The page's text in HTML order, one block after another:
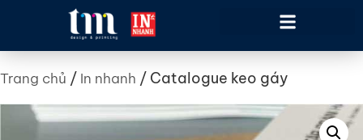
Trang chủ / In nhanh / Catalogue keo gáy